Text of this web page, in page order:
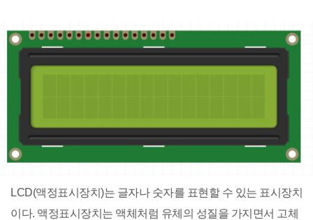
LCD(액정표시장치)는 글자나 숫자를 표현할 수 있는 표시장치
이다. 액정표시장치는 액체처럼 유체의 성질을 가지면서 고체